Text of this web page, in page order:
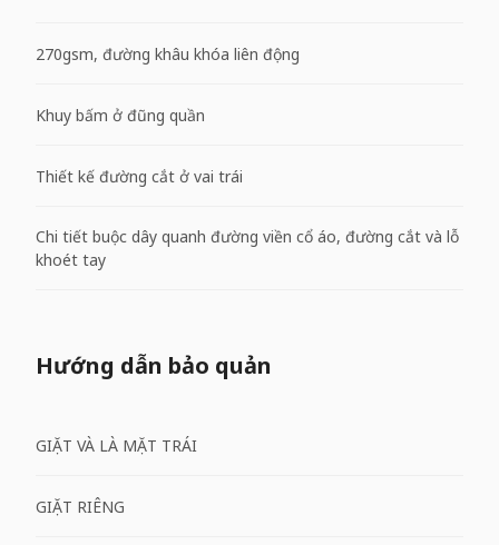
270gsm, đường khâu khóa liên động
Khuy bấm ở đũng quần
Thiết kế đường cắt ở vai trái
Chi tiết buộc dây quanh đường viền cổ áo, đường cắt và lỗ
khoét tay
Hướng dẫn bảo quản
GIẶT VÀ LÀ MẶT TRÁI
GIẶT RIÊNG